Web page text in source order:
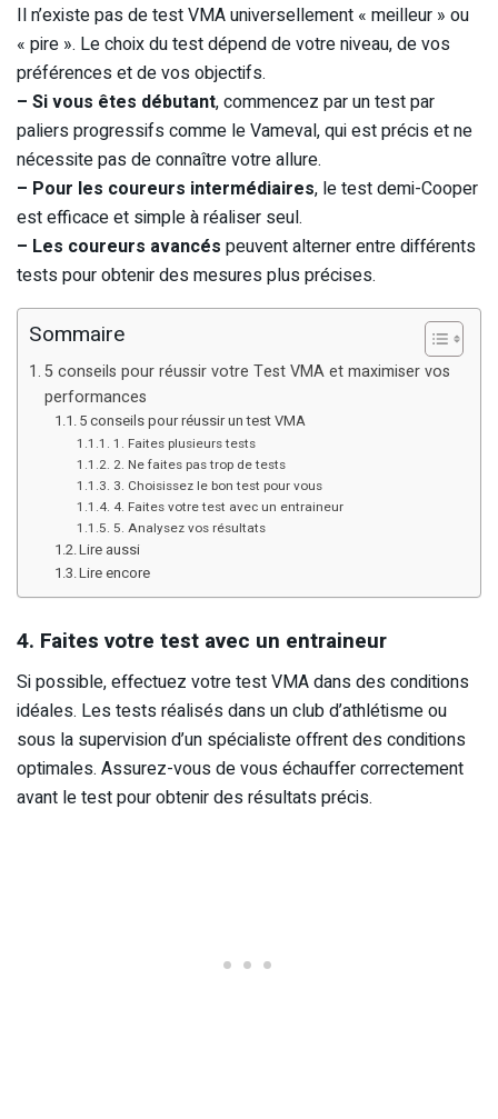
Il n’existe pas de test VMA universellement « meilleur » ou
« pire ». Le choix du test dépend de votre niveau, de vos
préférences et de vos objectifs.
– Si vous êtes débutant, commencez par un test par
paliers progressifs comme le Vameval, qui est précis et ne
nécessite pas de connaître votre allure.
– Pour les coureurs intermédiaires, le test demi-Cooper
est efficace et simple à réaliser seul.
– Les coureurs avancés peuvent alterner entre différents
tests pour obtenir des mesures plus précises.
Sommaire
5 conseils pour réussir votre Test VMA et maximiser vos
performances
5 conseils pour réussir un test VMA
1. Faites plusieurs tests
2. Ne faites pas trop de tests
3. Choisissez le bon test pour vous
4. Faites votre test avec un entraineur
5. Analysez vos résultats
Lire aussi
Lire encore
4. Faites votre test avec un entraineur
Si possible, effectuez votre test VMA dans des conditions
idéales. Les tests réalisés dans un club d’athlétisme ou
sous la supervision d’un spécialiste offrent des conditions
optimales. Assurez-vous de vous échauffer correctement
avant le test pour obtenir des résultats précis.